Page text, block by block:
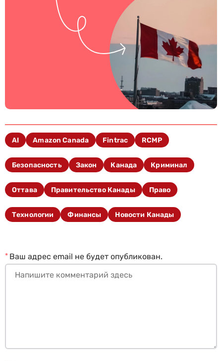
AI Amazon Canada Fintrac RCMP
Безопасность Закон Канада Криминал
Оттава Правительство Канады Право
Технологии Финансы Новости Канады
Ваш адрес email не будет опубликован.
*